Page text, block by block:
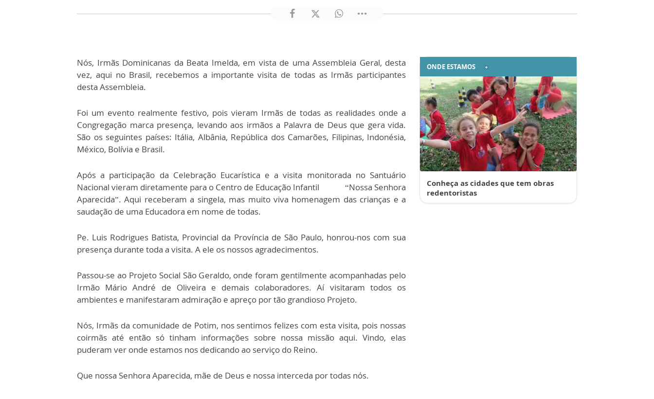
Nós, Irmãs Dominicanas da Beata Imelda, em vista de uma Assembleia Geral, desta
vez, aqui no Brasil, recebemos a importante visita de todas as Irmãs participantes
desta Assembleia.
Foi um evento realmente festivo, pois vieram Irmãs de todas as realidades onde a
Congregação marca presença, levando aos irmãos a Palavra de Deus que gera vida.
São os seguintes países: Itália, Albânia, República dos Camarões, Filipinas, Indonésia,
México, Bolívia e Brasil.
Após a participação da Celebração Eucarística e a visita monitorada no Santuário
Nacional vieram diretamente para o Centro de Educação Infantil “Nossa Senhora
Aparecida”. Aqui receberam a singela, mas muito viva homenagem das crianças e a
saudação de uma Educadora em nome de todas.
Pe. Luis Rodrigues Batista, Provincial da Província de São Paulo, honrou-nos com sua
presença durante toda a visita. A ele os nossos agradecimentos.
Passou-se ao Projeto Social São Geraldo, onde foram gentilmente acompanhadas pelo
Irmão Mário André de Oliveira e demais colaboradores. Aí visitaram todos os
ambientes e manifestaram admiração e apreço por tão grandioso Projeto.
Nós, Irmãs da comunidade de Potim, nos sentimos felizes com esta visita, pois nossas
coirmãs até então só tinham informações sobre nossa missão aqui. Vindo, elas
puderam ver onde estamos nos dedicando ao serviço do Reino.
Que nossa Senhora Aparecida, mãe de Deus e nossa interceda por todas nós.
ONDE ESTAMOS
Conheça as cidades que tem obras
redentoristas